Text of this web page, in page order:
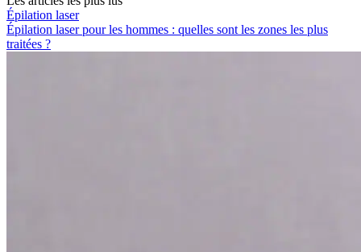
Épilation laser
Épilation laser pour les hommes : quelles sont les zones les plus
traitées ?